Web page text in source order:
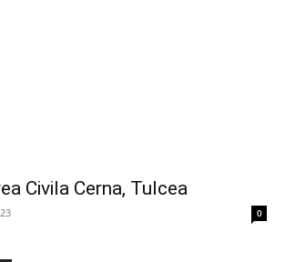
Civila Cerna, Tulcea
0